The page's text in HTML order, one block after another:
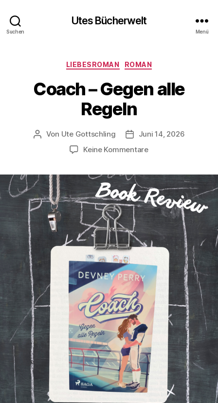
Suchen
Utes Bücherwelt
Menü
Kategorien
LIEBESROMAN ROMAN
Coach – Gegen alle
Regeln
Beitragsautor
Von Ute Gottschling Veröffentlichungsdatum
Juni 14, 2026
Keine Kommentarezu
Gegen
alle
Regeln